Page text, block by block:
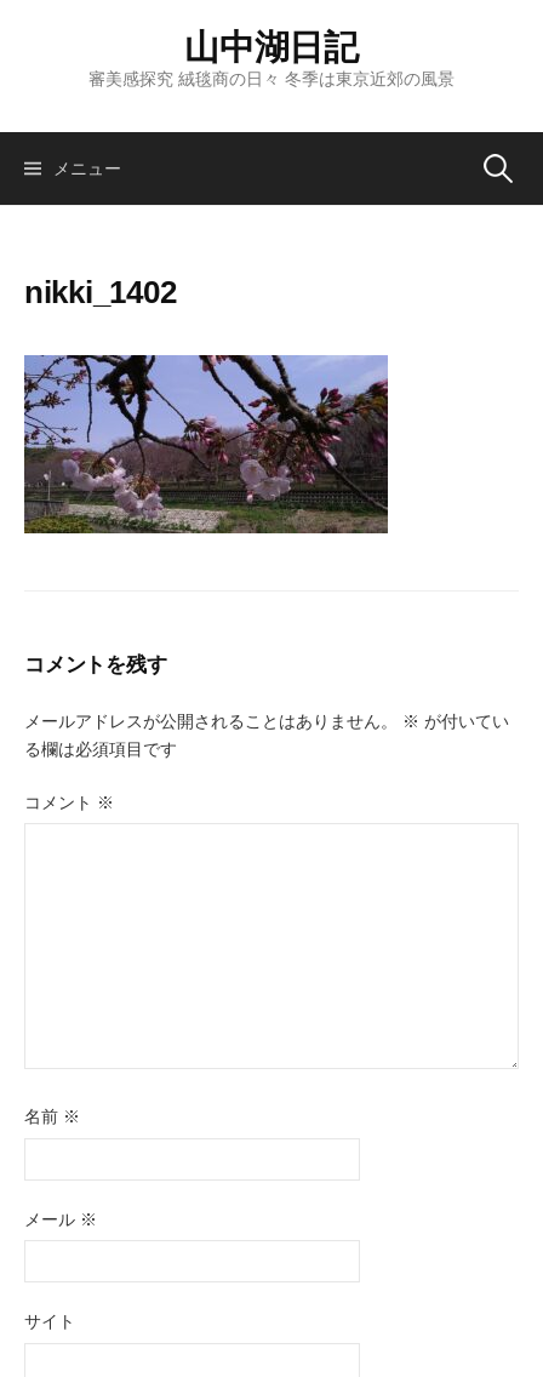
ツ
山中湖日記
審美感探究 絨毯商の日々 冬季は東京近郊の風景
メニュー 検
nikki_1402
コメントを残す
メールアドレスが公開されることはありません。 ※ が付いてい
る欄は必須項目です
コメント ※
名前 ※
メール ※
サイト